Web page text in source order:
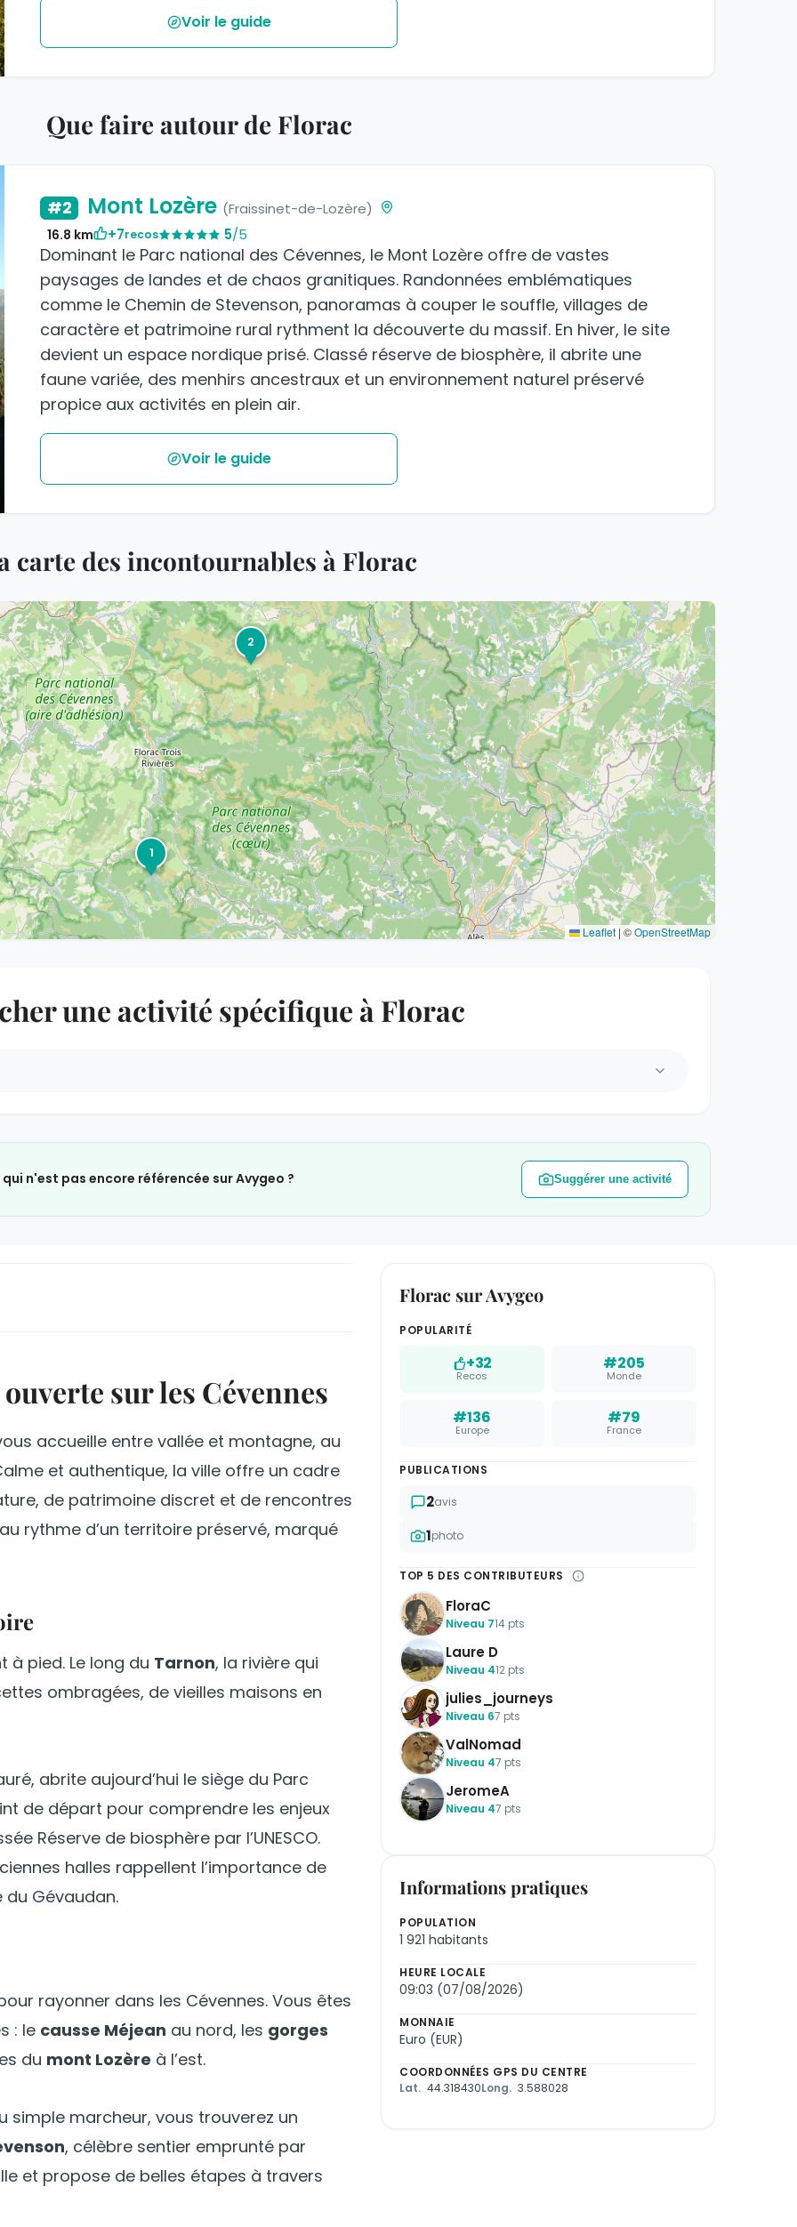
Voir le guide
Que faire autour de Florac
#2 Mont Lozère (Fraissinet-de-Lozère)
16.8 km +7recos 5/5
Dominant le Parc national des Cévennes, le Mont Lozère offre de vastes
paysages de landes et de chaos granitiques. Randonnées emblématiques
comme le Chemin de Stevenson, panoramas à couper le souffle, villages de
caractère et patrimoine rural rythment la découverte du massif. En hiver, le site
devient un espace nordique prisé. Classé réserve de biosphère, il abrite une
faune variée, des menhirs ancestraux et un environnement naturel préservé
propice aux activités en plein air.
Voir le guide
carte des incontournables à Florac
1
2
Leaflet | ©OpenStreetMap
une activité spécifique à Florac
n'est pas encore référencée sur Avygeo ? Suggérer une activité
sur les Cévennes
accueille entre vallée et montagne, au
et authentique, la ville offre un cadre
de patrimoine discret et de rencontres
rythme d’un territoire préservé, marqué
pied. Le long du Tarnon, la rivière qui
ombragées, de vieilles maisons en
abrite aujourd’hui le siège du Parc
de départ pour comprendre les enjeux
Réserve de biosphère par l’UNESCO.
halles rappellent l’importance de
Gévaudan.
rayonner dans les Cévennes. Vous êtes
: le causse Méjean au nord, les gorges
du mont Lozère à l’est.
simple marcheur, vous trouverez un
, célèbre sentier emprunté par
et propose de belles étapes à travers
Florac sur Avygeo
POPULARITÉ
+32
Recos
#205
Monde
#136
Europe
#79
France
PUBLICATIONS
2avis
1photo
TOP 5 DES CONTRIBUTEURS
FloraC
Niveau 714 pts
Laure D
Niveau 412 pts
julies_journeys
Niveau 67 pts
ValNomad
Niveau 47 pts
JeromeA
Niveau 47 pts
Informations pratiques
POPULATION
1 921 habitants
HEURE LOCALE
09:03 (07/08/2026)
MONNAIE
Euro (EUR)
COORDONNÉES GPS DU CENTRE
Lat. 44.318430Long. 3.588028